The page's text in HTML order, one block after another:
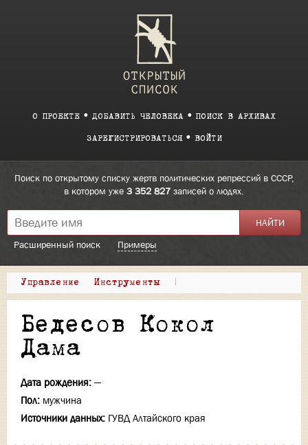
О ПРОЕКТЕ ДОБАВИТЬ ЧЕЛОВЕКА ПОИСК В АРХИВАХ
ЗАРЕГИСТРИРОВАТЬСЯ ВОЙТИ
Поиск по открытому списку жертв политических репрессий в СССР,
в котором уже 3 352 827 записей о людях.
Расширенный поиск Примеры
Управление Инструменты |
Бедесов Кокол
Дама
Дата рождения: —
Пол: мужчина
Источники данных: ГУВД Алтайского края